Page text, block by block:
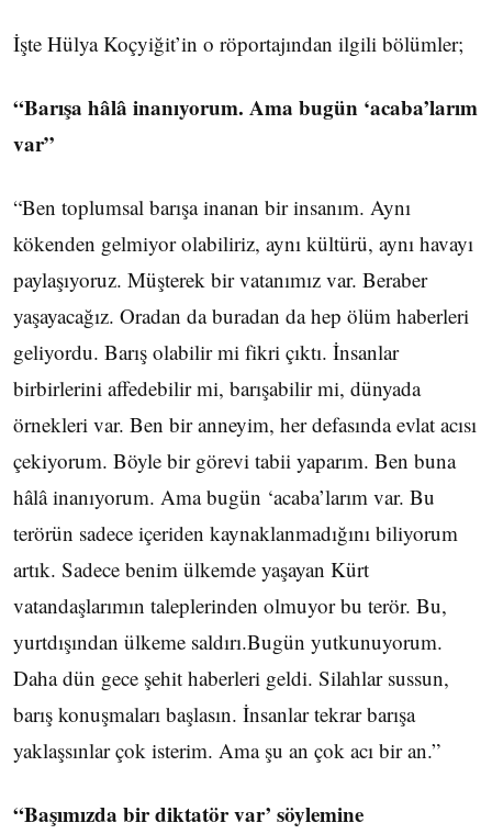
İşte Hülya Koçyiğit’in o röportajından ilgili bölümler;
“Barışa hâlâ inanıyorum. Ama bugün ‘acaba’larım
var”
“Ben toplumsal barışa inanan bir insanım. Aynı
kökenden gelmiyor olabiliriz, aynı kültürü, aynı havayı
paylaşıyoruz. Müşterek bir vatanımız var. Beraber
yaşayacağız. Oradan da buradan da hep ölüm haberleri
geliyordu. Barış olabilir mi fikri çıktı. İnsanlar
birbirlerini affedebilir mi, barışabilir mi, dünyada
örnekleri var. Ben bir anneyim, her defasında evlat acısı
çekiyorum. Böyle bir görevi tabii yaparım. Ben buna
hâlâ inanıyorum. Ama bugün ‘acaba’larım var. Bu
terörün sadece içeriden kaynaklanmadığını biliyorum
artık. Sadece benim ülkemde yaşayan Kürt
vatandaşlarımın taleplerinden olmuyor bu terör. Bu,
yurtdışından ülkeme saldırı.Bugün yutkunuyorum.
Daha dün gece şehit haberleri geldi. Silahlar sussun,
barış konuşmaları başlasın. İnsanlar tekrar barışa
yaklaşsınlar çok isterim. Ama şu an çok acı bir an.”
“Başımızda bir diktatör var’ söylemine